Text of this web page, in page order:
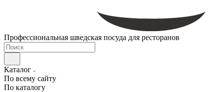
Профессиональная шведская посуда для ресторанов
Каталог
По всему сайту
По каталогу